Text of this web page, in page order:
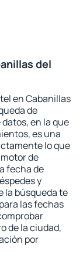
del
en Cabanillas
de
en la que
es una
lo que
de
fecha de
y
la búsqueda te
las fechas
de la ciudad,
por